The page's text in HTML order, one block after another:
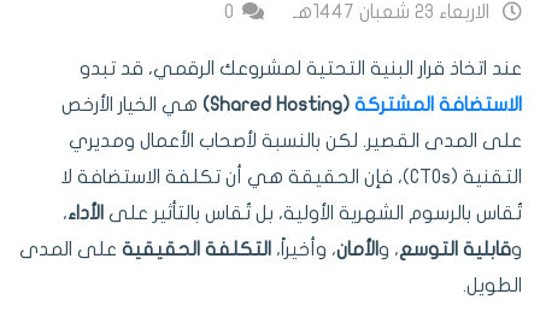
الاربعاء 23 شعبان 1447هـ 0
عند اتخاذ قرار البنية التحتية لمشروعك الرقمي، قد تبدو
الاستضافة المشتركة (Shared Hosting)
هي الخيار الأرخص
على المدى القصير. لكن بالنسبة لأصحاب الأعمال ومديري
التقنية (CTOs)، فإن الحقيقة هي أن تكلفة الاستضافة لا
تُقاس بالرسوم الشهرية الأولية، بل تُقاس بالتأثير على الأداء،
وقابلية التوسع، والأمان، وأخيراً، التكلفة الحقيقية على المدى
الطويل.